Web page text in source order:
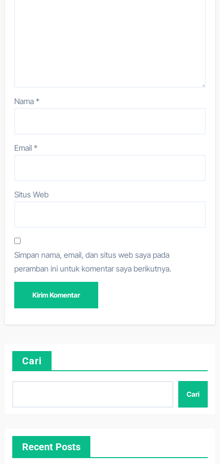
Nama*
Email*
Situs Web
Simpan nama, email, dan situs web saya pada
peramban ini untuk komentar saya berikutnya.
Cari
Cari
Recent Posts